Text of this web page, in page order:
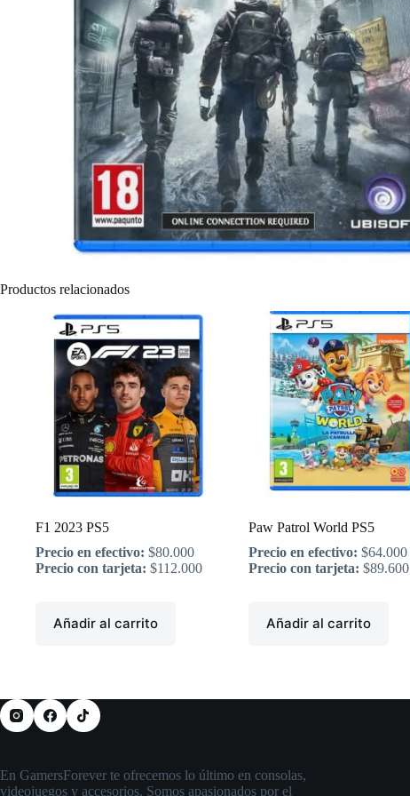
Productos relacionados
F1 2023 PS5
Precio en efectivo: $80.000
Precio con tarjeta: $112.000
Añadir al carrito
Paw Patrol World PS5
Precio en efectivo: $64.000
Precio con tarjeta: $89.600
Añadir al carrito
En GamersForever te ofrecemos lo último en consolas,
videojuegos y accesorios. Somos apasionados por el